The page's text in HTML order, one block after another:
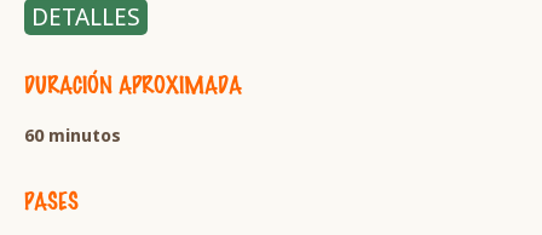
DETALLES
DURACIÓN APROXIMADA
60 minutos
PASES